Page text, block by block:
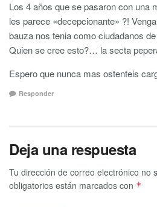
Los 4 años que se pasaron con una
les parece «decepcionante» ?!
bauza nos tenia como ciudadanos
Quien se cree esto?… la secta
Espero que nunca mas ostenteis
Responder
Deja una respuesta
Tu dirección de correo electrónico no
obligatorios están marcados con *